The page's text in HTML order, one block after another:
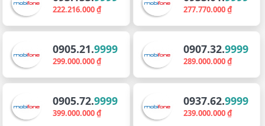
222.216.000 ₫ 277.770.000 ₫
0905.21.9999
299.000.000 ₫
0907.32.9999
289.000.000 ₫
0905.72.9999
399.000.000 ₫
0937.62.9999
239.000.000 ₫